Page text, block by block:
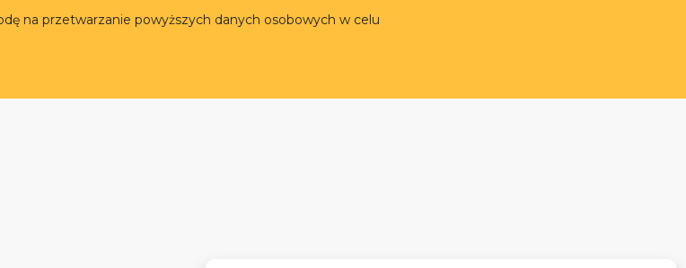
na przetwarzanie powyższych danych osobowych w celu